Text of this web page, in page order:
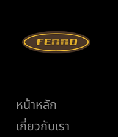
หน้าหลัก
เกี่ยวกับเรา